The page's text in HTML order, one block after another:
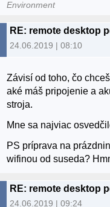
Environment
RE: remote desktop
24.06.2019 | 08:10
Závisí od toho, čo
aké máš pripojenie a
stroja.
Mne sa najviac
PS príprava na
wifinou od suseda?
RE: remote desktop
24.06.2019 | 09:24